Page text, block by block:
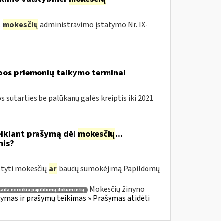
mokesčių administravimo įstatymo Nr. IX-
priemonių taikymo terminai
be palūkanų galės kreiptis iki 2021
prašymą dėl mokesčių...
mokesčių ar baudų sumokėjimą Papildomų
nereikia papildomų dokumentų
Mokesčių žinyno
ir prašymų teikimas » Prašymas atidėti